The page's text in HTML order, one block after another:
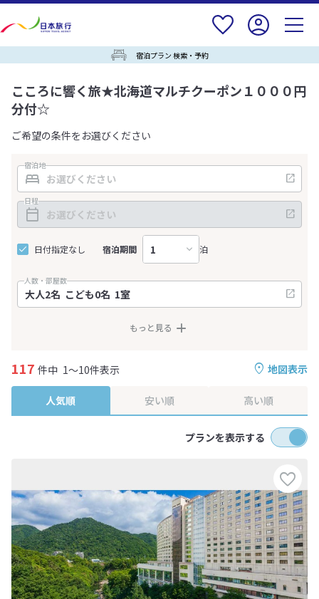
宿泊プラン 検索・予約
こころに響く旅★北海道マルチクーポン１０００円
分付☆
ご希望の条件をお選びください
宿泊地
日程
日付指定なし 宿泊期間 泊
人数・部屋数
もっと見る
地図表示
117 件中 1～10件表示
人気順 安い順 高い順
プランを表示する